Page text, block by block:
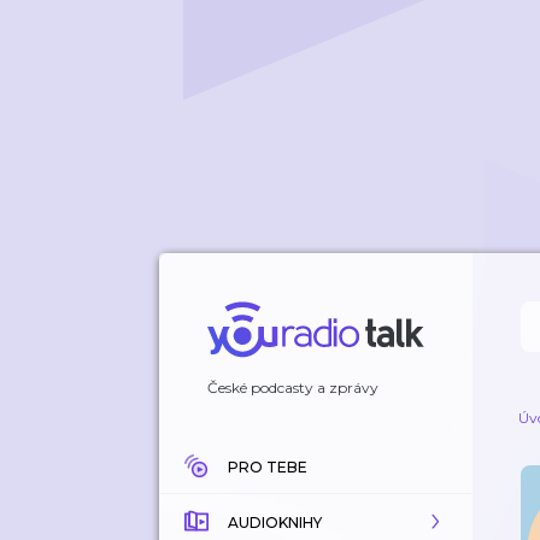
České podcasty a zprávy
PRO TEBE
AUDIOKNIHY